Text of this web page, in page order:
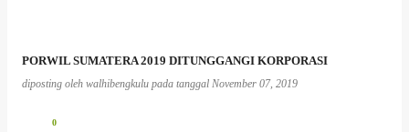
PORWIL SUMATERA 2019 DITUNGGANGI KORPORASI
diposting oleh walhibengkulu pada tanggal November 07, 2019
0